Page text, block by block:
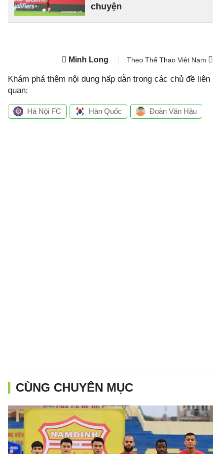
chuyện
Minh Long Theo Thể Thao Việt Nam
Khám phá thêm nội dung hấp dẫn trong các chủ đề liên
quan:
Hà Nội FC Hàn Quốc Đoàn Văn Hậu
CÙNG CHUYÊN MỤC